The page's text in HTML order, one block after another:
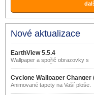
Nové aktualizace
EarthView 5.5.4
Wallpaper a spořič obrazovky s
pohledem na naši planetu.
Cyclone Wallpaper Changer
Desktop Animator) 1.1
Animované tapety na Vaší ploše.